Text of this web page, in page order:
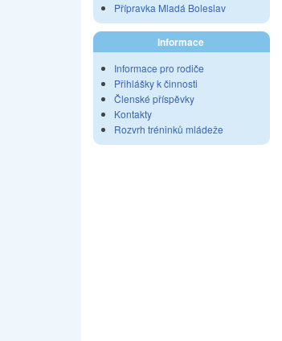
Přípravka Mladá Boleslav
Informace
Informace pro rodiče
Přihlášky k činnosti
Členské příspěvky
Kontakty
Rozvrh tréninků mládeže